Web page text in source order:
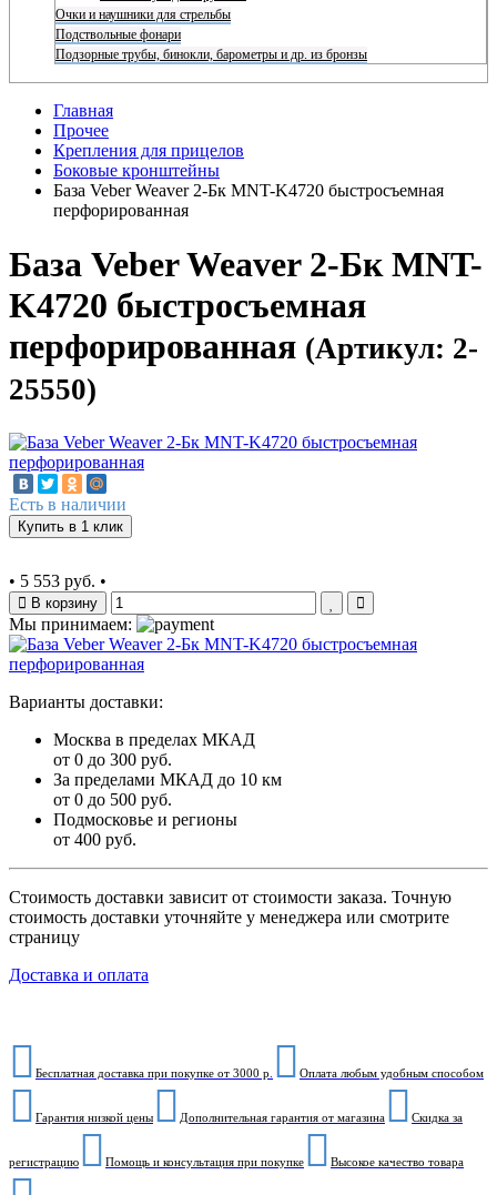
Очки и наушники для стрельбы
Подствольные фонари
Подзорные трубы, бинокли, барометры и др. из бронзы
Главная
Прочее
Крепления для прицелов
Боковые кронштейны
База Veber Weaver 2-Бк MNT-K4720 быстросъемная
перфорированная
База Veber Weaver 2-Бк MNT-
K4720 быстросъемная
перфорированная (Артикул: 2-
25550)
Есть в наличии
Купить в 1 клик
• 5 553 руб. •
В корзину
Мы принимаем:
Варианты доставки:
Москва в пределах МКАД
от 0 до 300 руб.
За пределами МКАД до 10 км
от 0 до 500 руб.
Подмосковье и регионы
от 400 руб.
Стоимость доставки зависит от стоимости заказа. Точную
стоимость доставки уточняйте у менеджера или смотрите
страницу
Доставка и оплата
Бесплатная доставка при покупке от 3000 р. Оплата любым удобным способом
Гарантия низкой цены Дополнительная гарантия от магазина Скидка за
регистрацию Помощь и консультация при покупке Высокое качество товара